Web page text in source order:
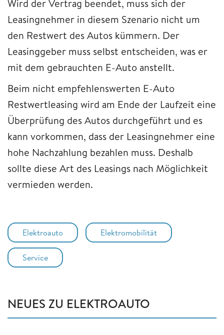
Wird der Vertrag beendet, muss sich der
Leasingnehmer in diesem Szenario nicht um
den Restwert des Autos kümmern. Der
Leasinggeber muss selbst entscheiden, was er
mit dem gebrauchten E-Auto anstellt.
Beim nicht empfehlenswerten E-Auto
Restwertleasing wird am Ende der Laufzeit eine
Überprüfung des Autos durchgeführt und es
kann vorkommen, dass der Leasingnehmer eine
hohe Nachzahlung bezahlen muss. Deshalb
sollte diese Art des Leasings nach Möglichkeit
vermieden werden.
Elektroauto Elektromobilität
Service
NEUES ZU ELEKTROAUTO